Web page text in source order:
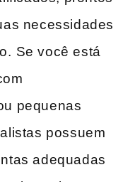
necessidades‍
⁤Se você está
pequenas
possuem
adequadas